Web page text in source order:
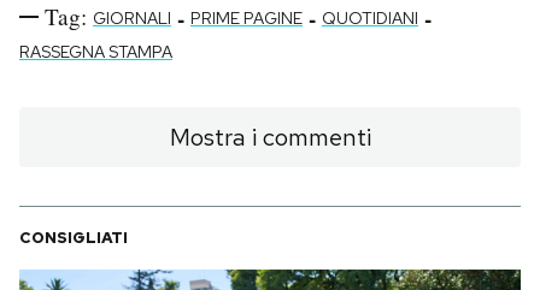
Tag: GIORNALI - PRIME PAGINE - QUOTIDIANI -
RASSEGNA STAMPA
Mostra i commenti
CONSIGLIATI